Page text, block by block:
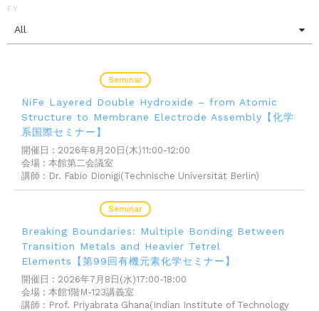
F.Y
All
NiFe Layered Double Hydroxide – from Atomic
Structure to Membrane Electrode Assembly【化学
系国際セミナー】
開催日 : 2026年8⽉20⽇(⽊)11:00-12:00
会場 : 本館第⼆会議室
講師 : Dr. Fabio Dionigi(Technische Universität Berlin)
Seminar
Breaking Boundaries: Multiple Bonding Between
Transition Metals and Heavier Tetrel
Elements【第99回有機元素化学セミナー】
開催日 : 2026年7月8日(水)17:00-18:00
会場 : 本館1階M-123講義室
講師 : Prof. Priyabrata Ghana(Indian Institute of Technology
Seminar